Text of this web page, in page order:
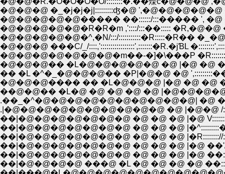
�@�@�@ �_�j�j�j|:::::::::ʤ�@
�@�@�@�@�@����� ��::::::/:::����� ', �@
�@�@�@�@�@�R�R�m ,'::::/:::��::::: �R,�@�@
�@�@�@�@�@�^,�N/:::/:::::::::::�R:::::�R�� �_�@
�@�@�@ ���C/_/::::,':::::::::::::::::',:::::::�R.�jƁL
�@�@�@�@�@�@�@�m��-�]�\���P
�@�@�@�� �L�@�@�@�@�@ �@ |�@ �@
�� �L �^�_�@�@�@�� �P|�@�@ �@
�@�@�@���� �� �L�@�@�@ |�@ �@ �@
��@�@�� �L�@ �@ �@ �@ �@
.��_�^�@�@�@�@�@�@�@�@�@�@| �@
.|�@�@�@�@�@�@�@�@�@�@ �@ |�@�@
��|�@�@�@�@�@�@�@ �@ �@ �@ |�@
��|�@�@�@�@�@�@�@ �@ �@ �@
��|�@�@�@�@�@�@�@ �@ �@ �@ |�R:::::::://
��|�@�@�@�@�@�@�@ �@ �@ �@ |�@ ��'/
��|�@�@�@�@�@�@�@ �@ �@ �@ |�@
��|�@�@�@�@ ���@ �L �@ �@ �@ �@